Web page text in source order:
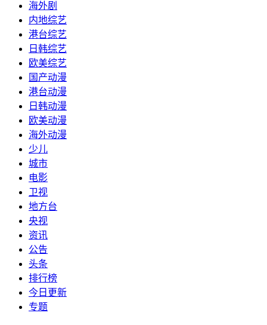
海外剧
内地综艺
港台综艺
日韩综艺
欧美综艺
国产动漫
港台动漫
日韩动漫
欧美动漫
海外动漫
少儿
城市
电影
卫视
地方台
央视
资讯
公告
头条
排行榜
今日更新
专题